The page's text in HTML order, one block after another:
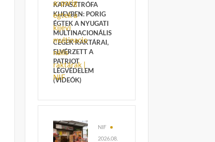
KATASZTRÓFA
KIJEVBEN: PORIG
ÉGTEK A NYUGATI
MULTINACIONÁLIS
CÉGEK RAKTÁRAI,
ELVÉRZETT A
PATRIOT
LÉGVÉDELEM
(VIDEÓK)
NIF
2026.08.